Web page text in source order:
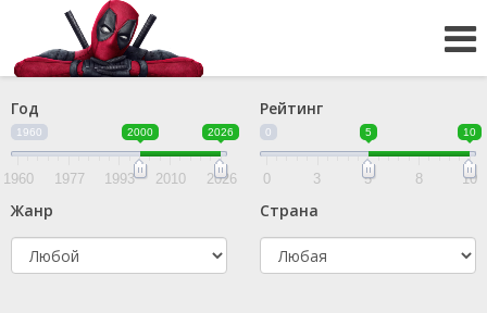
Год
1960 2000 2026
1960 1977 1993 2010 2026
Рейтинг
0 5 10
0 3 5 8 10
Жанр Страна